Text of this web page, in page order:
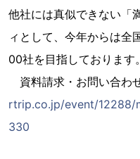
他社には真似できない「
ィとして、今年からは全
00社を目指しております。
資料請求・お問い合わ
rtrip.co.jp/event/12288/
330